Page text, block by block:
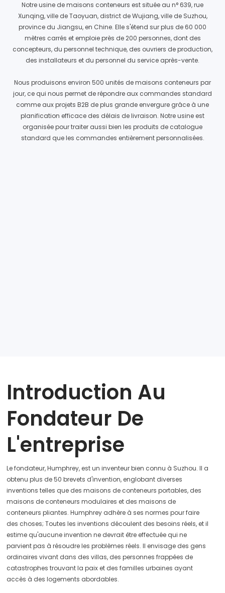
Notre usine de maisons conteneurs est située au n° 639, rue
Xunqing, ville de Taoyuan, district de Wujiang, ville de Suzhou,
province du Jiangsu, en Chine. Elle s'étend sur plus de 60 000
mètres carrés et emploie près de 200 personnes, dont des
concepteurs, du personnel technique, des ouvriers de production,
des installateurs et du personnel du service après-vente.
Nous produisons environ 500 unités de maisons conteneurs par
jour, ce qui nous permet de répondre aux commandes standard
comme aux projets B2B de plus grande envergure grâce à une
planification efficace des délais de livraison. Notre usine est
organisée pour traiter aussi bien les produits de catalogue
standard que les commandes entièrement personnalisées.
Introduction Au
Fondateur De
L'entreprise
Le fondateur, Humphrey, est un inventeur bien connu à Suzhou. Il a
obtenu plus de 50 brevets d'invention, englobant diverses
inventions telles que des maisons de conteneurs portables, des
maisons de conteneurs modulaires et des maisons de
conteneurs pliantes. Humphrey adhère à ses normes pour faire
des choses; Toutes les inventions découlent des besoins réels, et il
estime qu'aucune invention ne devrait être effectuée qui ne
parvient pas à résoudre les problèmes réels. Il envisage des gens
ordinaires vivant dans des villas, des personnes frappées de
catastrophes trouvant la paix et des familles urbaines ayant
accès à des logements abordables.